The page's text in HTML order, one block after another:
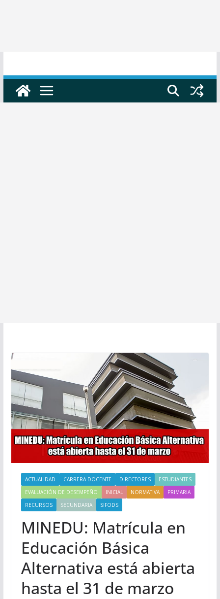
ACTUALIDAD CARRERA DOCENTE DIRECTORES
ESTUDIANTES
EVALUACIÓN DE DESEMPEÑO
INICIAL NORMATIVA
PRIMARIA
RECURSOS
SECUNDARIA SIFODS
MINEDU: Matrícula en
Educación Básica
Alternativa está abierta
hasta el 31 de marzo